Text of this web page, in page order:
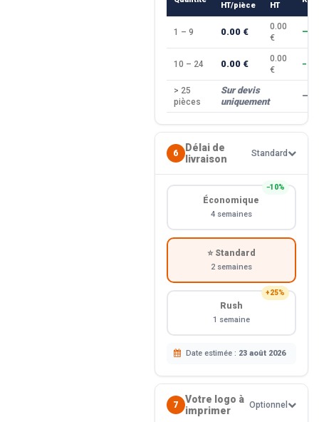
HT/pièce HT
1 – 9 0.00 €
0.00
€
—
10 – 24 0.00 €
0.00
€
> 25
pièces
Sur devis
uniquement
—
6
Délai de
livraison
Standard
−10%
Économique
4 semaines
⭐ Standard
2 semaines
+25%
Rush
1 semaine
Date estimée : 23 août 2026
7
Votre logo à
imprimer
Optionnel